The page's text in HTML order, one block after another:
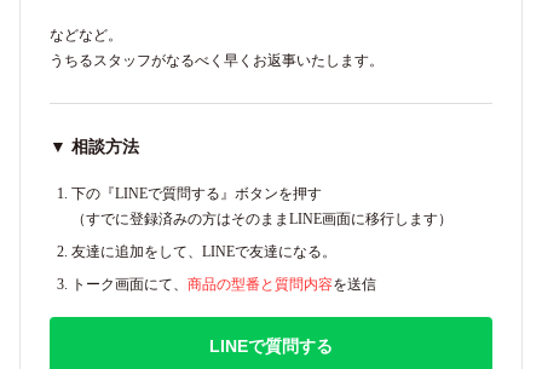
などなど。
うちるスタッフがなるべく早くお返事いたします。
▼ 相談方法
下の『LINEで質問する』ボタンを押す
（すでに登録済みの方はそのままLINE画面に移行します）
友達に追加をして、LINEで友達になる。
トーク画面にて、 商品の型番と質問内容を送信
LINEで質問する